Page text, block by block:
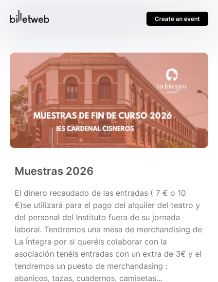
Create an event
Muestras 2026
El dinero recaudado de las entradas ( 7 € o 10
€)se utilizará para el pago del alquiler del teatro y
del personal del Instituto fuera de su jornada
laboral. Tendremos una mesa de merchandising de
La Íntegra por si queréis colaborar con la
asociación tenéis entradas con un extra de 3€ y el
tendremos un puesto de merchandasing :
abanicos, tazas, cuadernos, camisetas...